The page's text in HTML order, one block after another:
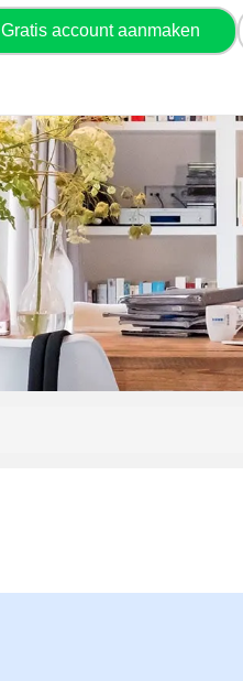
Gratis account aanmaken